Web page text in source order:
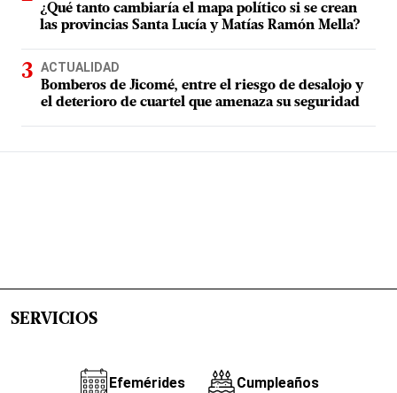
¿Qué tanto cambiaría el mapa político si se crean
las provincias Santa Lucía y Matías Ramón Mella?
ACTUALIDAD
Bomberos de Jicomé, entre el riesgo de desalojo y
el deterioro de cuartel que amenaza su seguridad
SERVICIOS
Efemérides Cumpleaños